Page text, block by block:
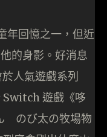
年回憶之一，但近
的身影。好消息
人氣遊戲系列
Switch 遊戲《哆
のび太の牧場物